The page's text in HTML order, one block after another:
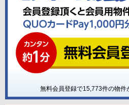
無料会員登録で15,773件の物件